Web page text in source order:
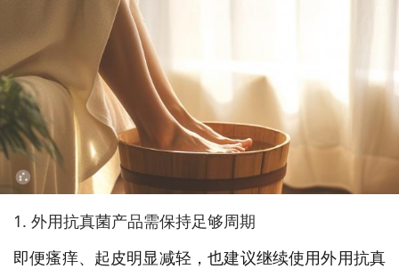
1. 外用抗真菌产品需保持足够周期
即便瘙痒、起皮明显减轻，也建议继续使用外用抗真